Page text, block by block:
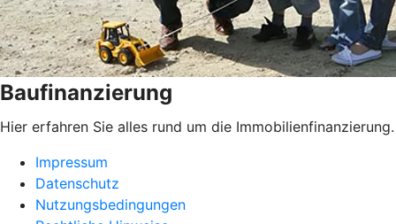
Baufinanzierung
Hier erfahren Sie alles rund um die Immobilienfinanzierung.
Impressum
Datenschutz
Nutzungsbedingungen